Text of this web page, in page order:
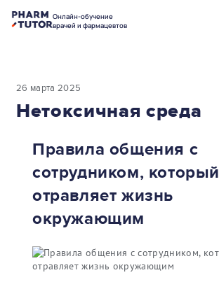
Онлайн-обучение
врачей и фармацевтов
26 марта 2025
Нетоксичная среда
Правила общения с
сотрудником, который
отравляет жизнь
окружающим